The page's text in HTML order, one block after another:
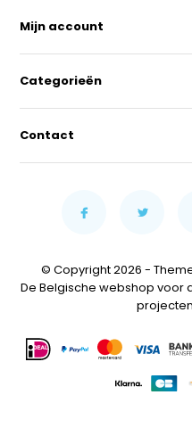
Mijn account
Categorieën
Contact
© Copyright 2026 -
De Belgische webshop voor